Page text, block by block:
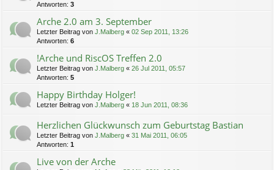
Antworten: 3
Arche 2.0 am 3. September
Letzter Beitrag von J.Malberg « 02 Sep 2011, 13:26
Antworten: 6
!Arche und RiscOS Treffen 2.0
Letzter Beitrag von J.Malberg « 26 Jul 2011, 05:57
Antworten: 5
Happy Birthday Holger!
Letzter Beitrag von J.Malberg « 18 Jun 2011, 08:36
Herzlichen Glückwunsch zum Geburtstag Bastian
Letzter Beitrag von J.Malberg « 31 Mai 2011, 06:05
Antworten: 1
Live von der Arche